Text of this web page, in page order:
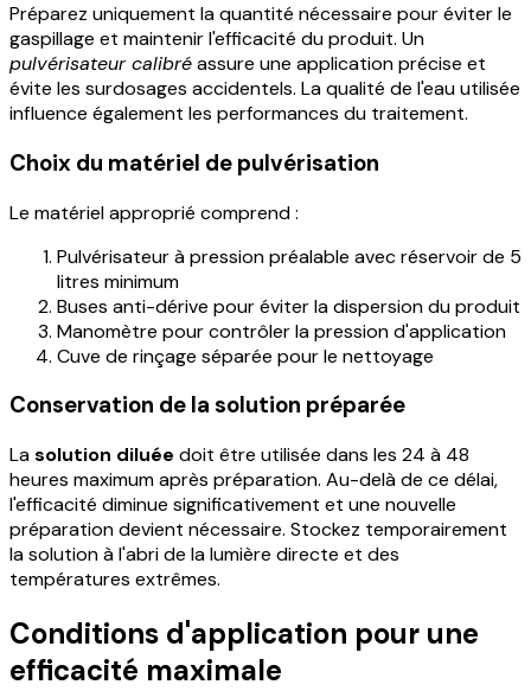
Préparez uniquement la quantité nécessaire pour éviter le
gaspillage et maintenir l'efficacité du produit. Un
pulvérisateur calibréassure une application précise et
évite les surdosages accidentels. La qualité de l'eau utilisée
influence également les performances du traitement.
Choix du matériel de pulvérisation
Le matériel approprié comprend :
Pulvérisateur à pression préalable avec réservoir de 5
litres minimum
Buses anti-dérive pour éviter la dispersion du produit
Manomètre pour contrôler la pression d'application
Cuve de rinçage séparée pour le nettoyage
Conservation de la solution préparée
Lasolution diluée doit être utilisée dans les 24 à 48
heures maximum après préparation. Au-delà de ce délai,
l'efficacité diminue significativement et une nouvelle
préparation devient nécessaire. Stockez temporairement
la solution à l'abri de la lumière directe et des
températures extrêmes.
Conditions d'application pour une
efficacité maximale